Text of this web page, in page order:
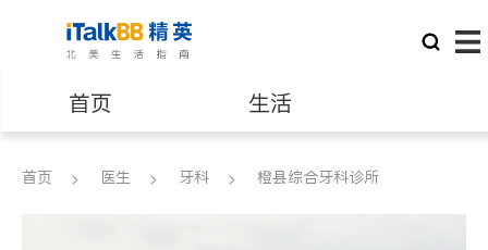
首页 生活
医生 律师
首页 医生 牙科 橙县综合牙科诊所